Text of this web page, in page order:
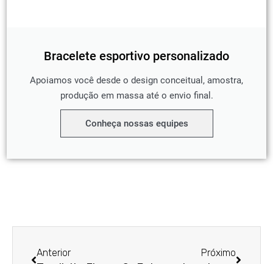
Bracelete esportivo personalizado
Apoiamos você desde o design conceitual, amostra,
produção em massa até o envio final.
Conheça nossas equipes
Anterior Próximo